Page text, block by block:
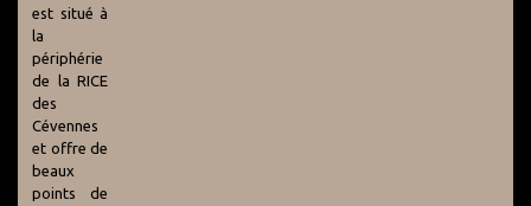
est situé à
la
périphérie
de la RICE
des
Cévennes
et offre de
beaux
points de